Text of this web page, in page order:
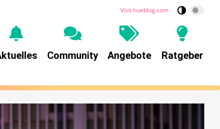
Visit hueblog.com
Community Angebote Ratgeber